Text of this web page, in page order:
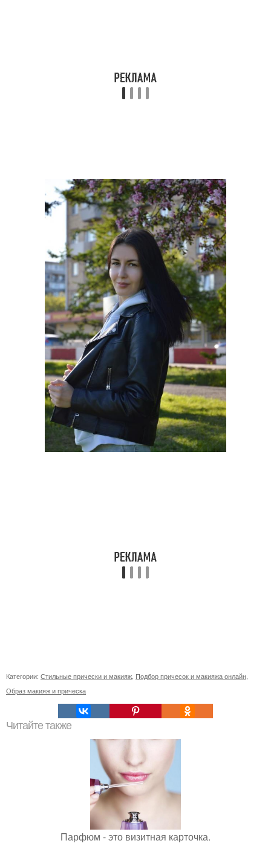
Категории: Стильные прически и макияж, Подбор причесок и макияжа онлайн,
Образ макияж и прическа
Читайте также
Парфюм - это визитная карточка.